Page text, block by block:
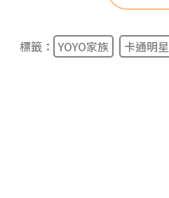
標籤： YOYO家族 卡通明星